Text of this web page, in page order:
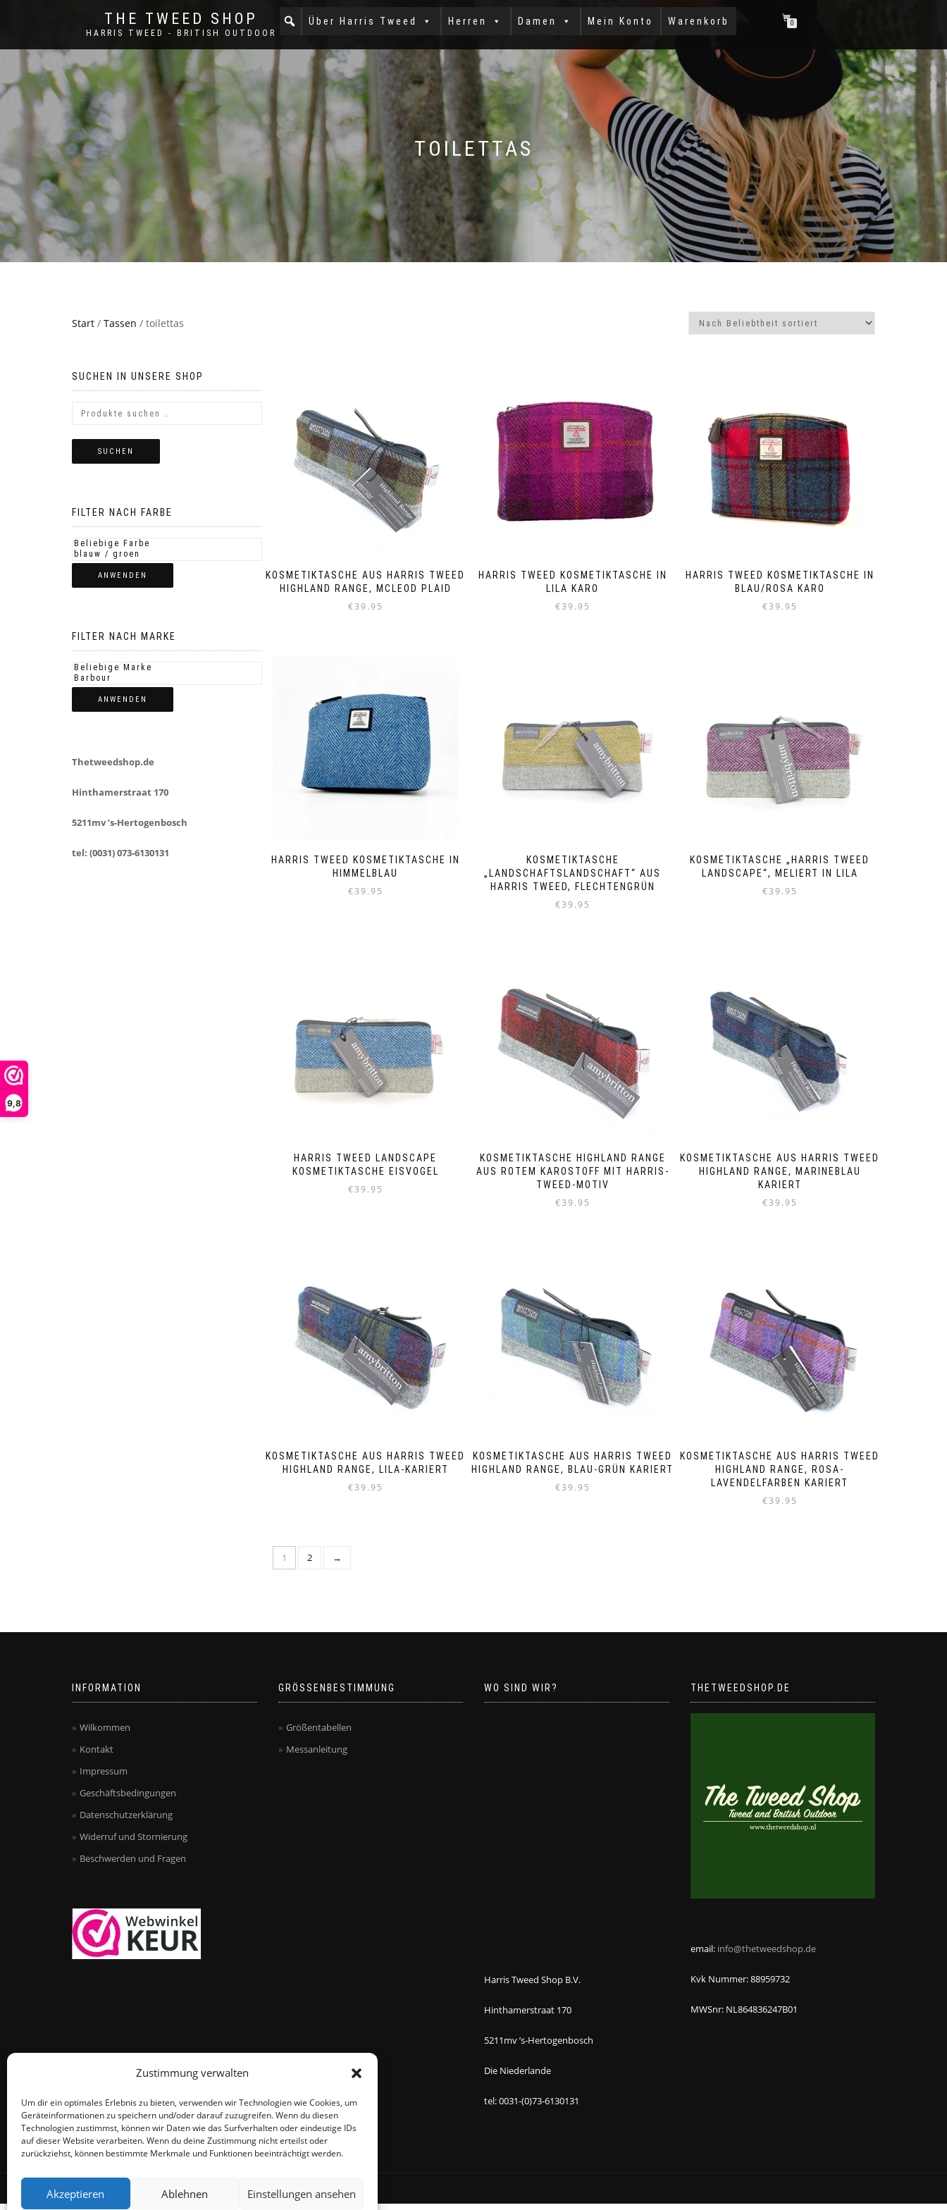
Zustimmung verwalten
Um dir ein optimales Erlebnis zu bieten, verwenden wir Technologien wie Cookies, um
Geräteinformationen zu speichern und/oder darauf zuzugreifen. Wenn du diesen
Technologien zustimmst, können wir Daten wie das Surfverhalten oder eindeutige IDs
auf dieser Website verarbeiten. Wenn du deine Zustimmung nicht erteilst oder
zurückziehst, können bestimmte Merkmale und Funktionen beeinträchtigt werden.
Akzeptieren Ablehnen Einstellungen ansehen
9,8
THE TWEED SHOP
HARRIS TWEED - BRITISH OUTDOOR
Über Harris Tweed Herren Damen Mein Konto Warenkorb 0
TOILETTAS
Start / Tassen / toilettas
KOSMETIKTASCHE AUS HARRIS TWEED
HIGHLAND RANGE, MCLEOD PLAID
€39.95
HARRIS TWEED KOSMETIKTASCHE IN
LILA KARO
€39.95
HARRIS TWEED KOSMETIKTASCHE IN
BLAU/ROSA KARO
€39.95
HARRIS TWEED KOSMETIKTASCHE IN
HIMMELBLAU
€39.95
KOSMETIKTASCHE
„LANDSCHAFTSLANDSCHAFT“ AUS
HARRIS TWEED, FLECHTENGRÜN
€39.95
KOSMETIKTASCHE „HARRIS TWEED
LANDSCAPE“, MELIERT IN LILA
€39.95
HARRIS TWEED LANDSCAPE
KOSMETIKTASCHE EISVOGEL
€39.95
KOSMETIKTASCHE HIGHLAND RANGE
AUS ROTEM KAROSTOFF MIT HARRIS-
TWEED-MOTIV
€39.95
KOSMETIKTASCHE AUS HARRIS TWEED
HIGHLAND RANGE, MARINEBLAU
KARIERT
€39.95
KOSMETIKTASCHE AUS HARRIS TWEED
HIGHLAND RANGE, LILA-KARIERT
€39.95
KOSMETIKTASCHE AUS HARRIS TWEED
HIGHLAND RANGE, BLAU-GRÜN KARIERT
€39.95
KOSMETIKTASCHE AUS HARRIS TWEED
HIGHLAND RANGE, ROSA-
LAVENDELFARBEN KARIERT
€39.95
1 2 →
SUCHEN IN UNSERE SHOP
SUCHEN
FILTER NACH FARBE
ANWENDEN
FILTER NACH MARKE
ANWENDEN
Thetweedshop.de
Hinthamerstraat 170
5211mv ’s-Hertogenbosch
tel: (0031) 073-6130131
INFORMATION
Wilkommen
Kontakt
Impressum
Geschäftsbedingungen
Datenschutzerklärung
Widerruf und Stornierung
Beschwerden und Fragen
GRÖSSENBESTIMMUNG
Größentabellen
Messanleitung
WO SIND WIR?
Harris Tweed Shop B.V.
Hinthamerstraat 170
5211mv ’s-Hertogenbosch
Die Niederlande
tel: 0031-(0)73-6130131
THETWEEDSHOP.DE
email: info@thetweedshop.de
Kvk Nummer: 88959732
MWSnr: NL864836247B01
© THEMEISLE, ALL RIGHTS RESERVED